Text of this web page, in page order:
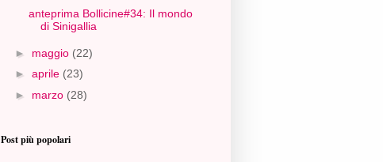
anteprima Bollicine#34: Il mondo
di Sinigallia
► maggio (22)
► aprile (23)
► marzo (28)
Post più popolari